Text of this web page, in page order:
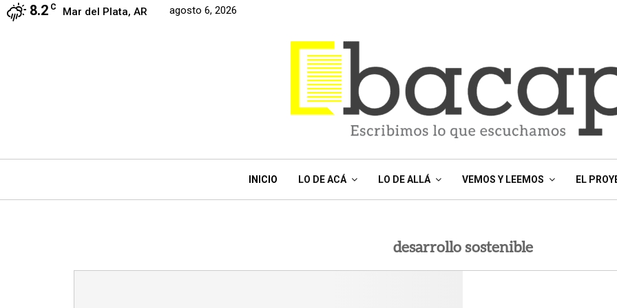
8.2 C Mar del Plata, AR agosto 6, 2026
INICIO LO DE ACÁ LO DE ALLÁ VEMOS Y LEEMOS EL
desarrollo sostenible